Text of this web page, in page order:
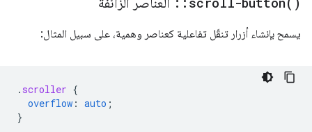
يسمح بإنشاء أزرار تنقّل تفاعلية كعناصر وهمية، على سبيل المثال:
. scroller {
overflow : auto ;
}